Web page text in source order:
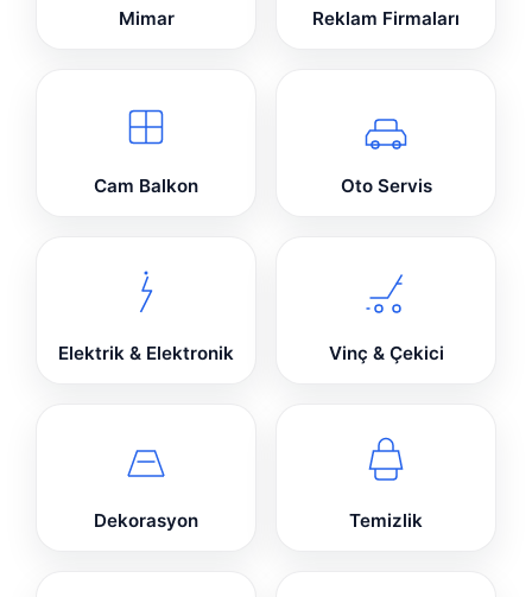
Mimar Reklam Firmaları
Cam Balkon Oto Servis
Elektrik & Elektronik Vinç & Çekici
Dekorasyon Temizlik